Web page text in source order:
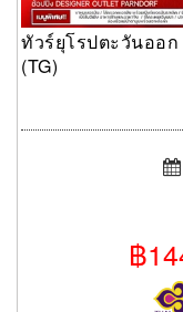
ทัวร์ยุโรปตะวันออ
(TG)
฿